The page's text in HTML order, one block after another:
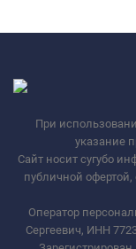
При
указание
Сайт носит сугубо
публичной
Оператор
Сергеевич, ИНН